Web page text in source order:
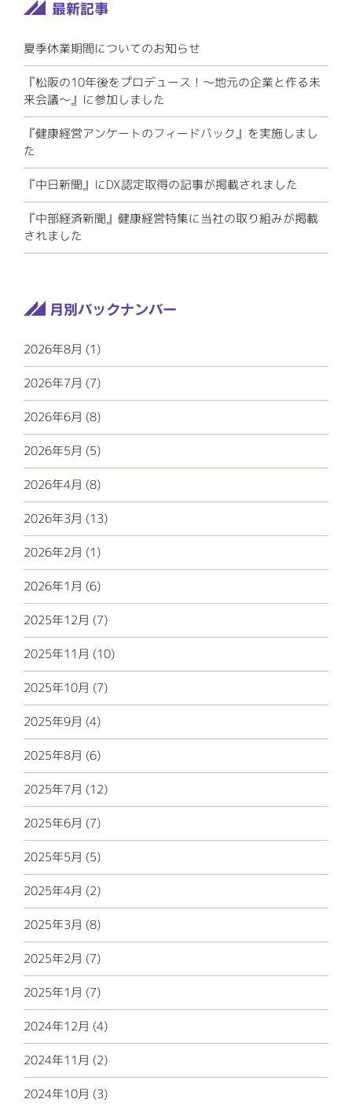
夏季休業期間についてのお知らせ
『松阪の10年後をプロデュース！～地元の企業と作る未
来会議～』に参加しました
『健康経営アンケートのフィードバック』を実施しまし
た
『中日新聞』にDX認定取得の記事が掲載されました
『中部経済新聞』健康経営特集に当社の取り組みが掲載
されました
2026年8月 (1)
2026年7月 (7)
2026年6月 (8)
2026年5月 (5)
2026年4月 (8)
2026年3月 (13)
2026年2月 (1)
2026年1月 (6)
2025年12月 (7)
2025年11月 (10)
2025年10月 (7)
2025年9月 (4)
2025年8月 (6)
2025年7月 (12)
2025年6月 (7)
2025年5月 (5)
2025年4月 (2)
2025年3月 (8)
2025年2月 (7)
2025年1月 (7)
2024年12月 (4)
2024年11月 (2)
2024年10月 (3)